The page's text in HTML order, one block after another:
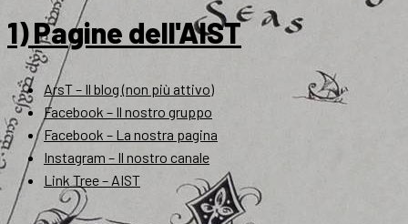
1) Pagine dell'AIST
ArsT – Il blog (non più attivo)
Facebook – Il nostro gruppo
Facebook – La nostra pagina
Instagram – Il nostro canale
Link Tree – AIST